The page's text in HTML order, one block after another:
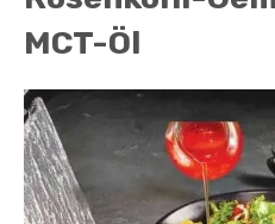
MCT-Öl